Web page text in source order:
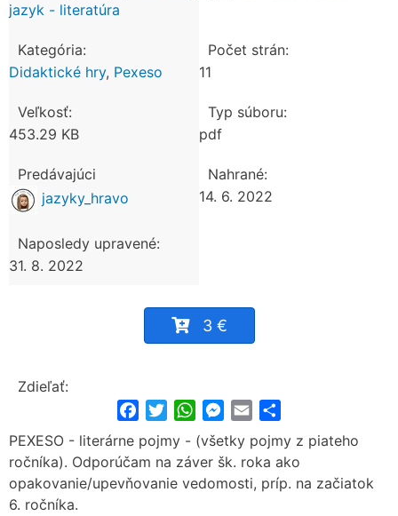
jazyk - literatúra
Kategória:
Didaktické hry, Pexeso
Počet strán:
11
Veľkosť:
453.29 KB
Typ súboru:
pdf
Predávajúci
jazyky_hravo
Nahrané:
14. 6. 2022
Naposledy upravené:
31. 8. 2022
3 €
Zdieľať:
FacebookTwitterWhatsApp
Messenger
Email
PEXESO - literárne pojmy - (všetky pojmy z piateho
ročníka). Odporúčam na záver šk. roka ako
opakovanie/upevňovanie vedomosti, príp. na začiatok
6. ročníka.